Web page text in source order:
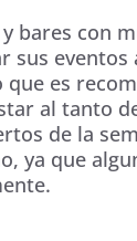
bares con
sus eventos
que es
al tanto
de la
ya que